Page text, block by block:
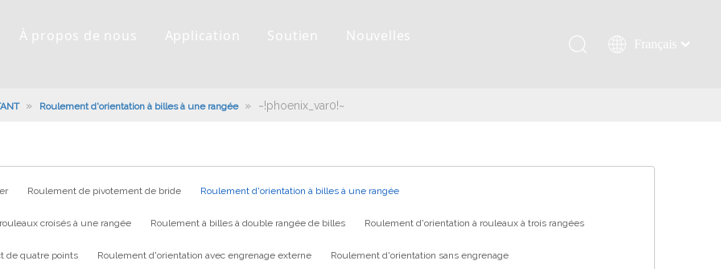
À propos de nous Application Soutien Nouvelles Français
» Roulement d'orientation à billes à une rangée » ~!phoenix_var0!~
Roulement de pivotement de bride Roulement d'orientation à billes à une rangée
croisés à une rangée Roulement à billes à double rangée de billes Roulement d'orientation à rouleaux à trois rangées
de quatre points Roulement d'orientation avec engrenage externe Roulement d'orientation sans engrenage